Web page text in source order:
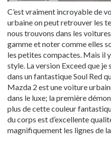
C’est vraiment incroyable de
urbaine on peut retrouver les
nous trouvons dans les
gamme et noter comme elles
les petites compactes. Mais il
style. La version Exceed que
dans un fantastique Soul Red
Mazda 2 est une voiture
dans le luxe; la première
plus de cette couleur
du corps est d’excellente
magnifiquement les lignes de